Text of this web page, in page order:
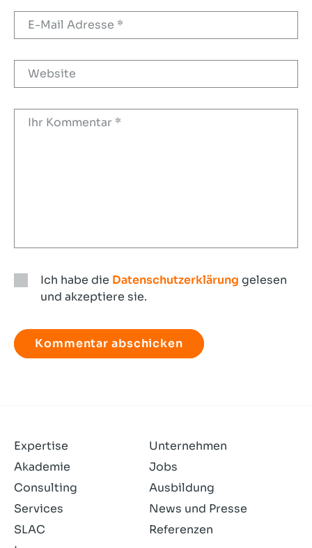
Ich habe die Datenschutzerklärung gelesen
und akzeptiere sie.
habe
die
Expertise
Akademie
Consulting
Services
SLAC
Unternehmen
Jobs
Ausbildung
News und Presse
Referenzen